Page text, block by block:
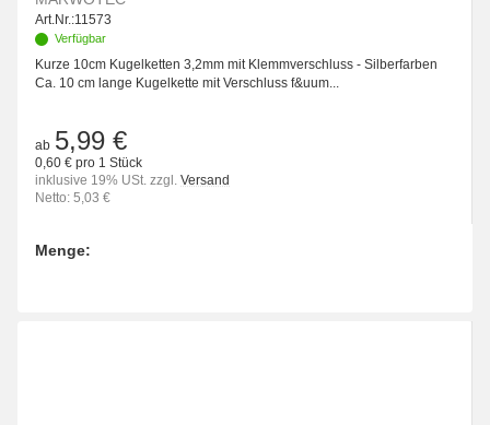
Art.Nr.:11573
Verfügbar
Kurze 10cm Kugelketten 3,2mm mit Klemmverschluss - Silberfarben
Ca. 10 cm lange Kugelkette mit Verschluss f&uum...
ab 5,99 €
0,60 € pro 1 Stück
inklusive 19% USt. zzgl. Versand
Netto: 5,03 €
Menge: